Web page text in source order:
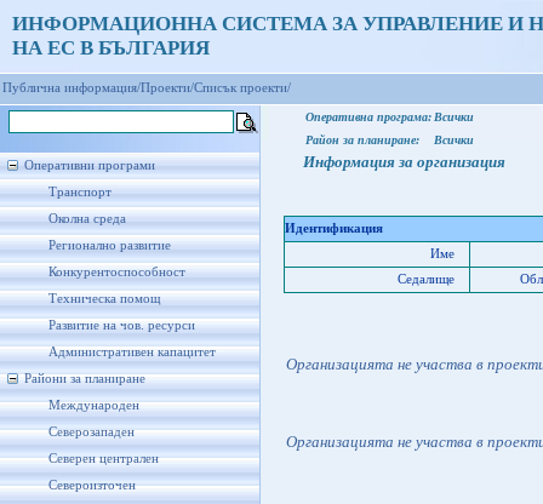
ИНФОРМАЦИОННА СИСТЕМА ЗА УПРАВЛЕНИЕ И
НА ЕС В БЪЛГАРИЯ
Публична информация/Проекти/Списък проекти/
Оперативни програми
Транспорт
Околна среда
Регионално развитие
Конкурентоспособност
Техническа помощ
Развитие на чов. ресурси
Административен капацитет
Райони за планиране
Международен
Северозападен
Северен централен
Североизточен
Оперативна програма: Всички
Район за планиране:
Всички
Информация за организация
Идентификация
Име
Седалище
Организацията не участва в
Организацията не участва в